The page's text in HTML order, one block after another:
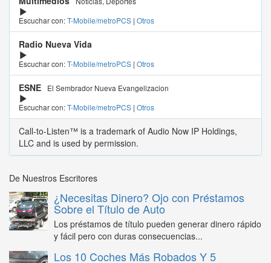
Escuchar con:T-Mobile/metroPCS | Otros
Radio Nueva Vida
Escuchar con:T-Mobile/metroPCS | Otros
ESNE
El Sembrador Nueva Evangelizacion
Escuchar con:T-Mobile/metroPCS | Otros
Call-to-Listen™ is a trademark of Audio Now IP Holdings,
LLC and is used by permission.
De Nuestros Escritores
¿Necesitas Dinero? Ojo con Préstamos
Sobre el Título de Auto
Los préstamos de título pueden generar dinero rápido
y fácil pero con duras consecuencias...
Los 10 Coches Más Robados Y 5